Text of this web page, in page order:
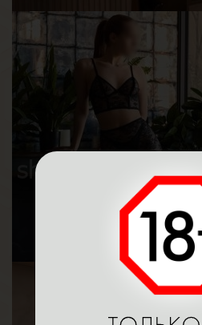
Камилла
Рост
160 см
Вес
54 кг
Грудь
3-й